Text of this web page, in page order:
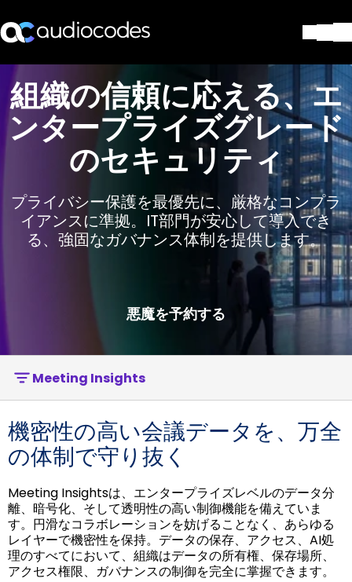
ソリューション
製品とアプリケーション
パートナー
サポートセンター
リソース・資料
お問い合わせ
Stay in the loop
配布リストに参加する
組織の信頼に応える、エ
ンタープライズグレード
のセキュリティ
プライバシー保護を最優先に、厳格なコンプラ
イアンスに準拠。IT部門が安心して導入でき
る、強固なガバナンス体制を提供します。
悪魔を予約する
Meeting Insights
機密性の高い会議データを、万全
の体制で守り抜く
Meeting Insightsは、エンタープライズレベルのデータ分
離、暗号化、そして透明性の高い制御機能を備えていま
す。円滑なコラボレーションを妨げることなく、あらゆる
レイヤーで機密性を保持。データの保存、アクセス、AI処
理のすべてにおいて、組織はデータの所有権、保存場所、
アクセス権限、ガバナンスの制御を完全に掌握できます。